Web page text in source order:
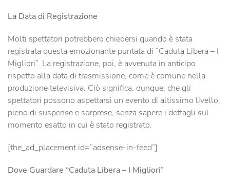
La Data di Registrazione
Molti spettatori potrebbero chiedersi quando è stata
registrata questa emozionante puntata di “Caduta Libera – I
Migliori”. La registrazione, poi, è avvenuta in anticipo
rispetto alla data di trasmissione, come è comune nella
produzione televisiva. Ciò significa, dunque, che gli
spettatori possono aspettarsi un evento di altissimo livello,
pieno di suspense e sorprese, senza sapere i dettagli sul
momento esatto in cui è stato registrato.
[the_ad_placement id=”adsense-in-feed”]
Dove Guardare “Caduta Libera – I Migliori”